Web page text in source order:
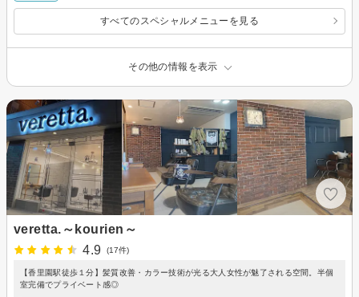
すべてのスペシャルメニューを見る
その他の情報を表示
veretta.～kourien～
4.9
(17件)
【香里園駅徒歩１分】髪質改善・カラー技術が光る大人女性が魅了される空間。半個
室完備でプライベート感◎